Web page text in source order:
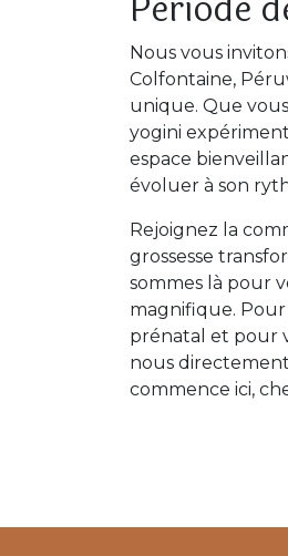
Nous vous
Colfontaine,
unique. Que
yogini
espace
évoluer à son
Rejoignez la
grossesse
sommes là pour
magnifique.
prénatal et pour
nous
commence ici,